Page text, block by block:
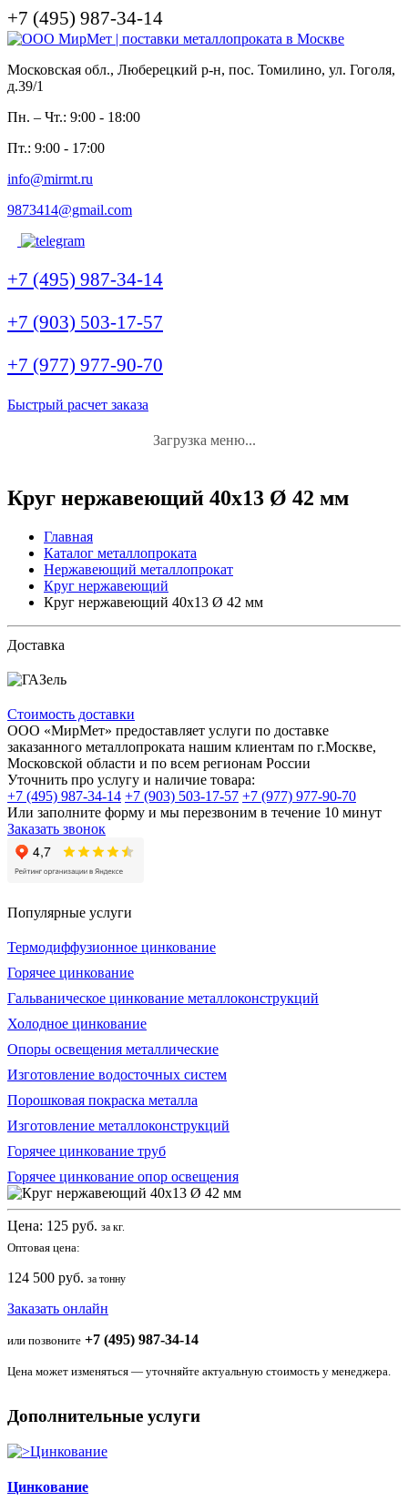
+7 (495) 987-34-14
Московская обл., Люберецкий р-н, пос. Томилино, ул. Гоголя,
д.39/1
Пн. – Чт.: 9:00 - 18:00
Пт.: 9:00 - 17:00
info@mirmt.ru
9873414@gmail.com
+7 (495) 987-34-14
+7 (903) 503-17-57
+7 (977) 977-90-70
Быстрый расчет заказа
Загрузка меню...
Круг нержавеющий 40x13 Ø 42 мм
Главная
Каталог металлопроката
Нержавеющий металлопрокат
Круг нержавеющий
Круг нержавеющий 40x13 Ø 42 мм
Доставка
Стоимость доставки
ООО «МирМет» предоставляет услуги по доставке
заказанного металлопроката нашим клиентам по г.Москве,
Московской области и по всем регионам России
Уточнить про услугу и наличие товара:
+7 (495) 987-34-14 +7 (903) 503-17-57 +7 (977) 977-90-70
Или заполните форму и мы перезвоним в течение 10 минут
Заказать звонок
Популярные услуги
Термодиффузионное цинкование
Горячее цинкование
Гальваническое цинкование металлоконструкций
Холодное цинкование
Опоры освещения металлические
Изготовление водосточных систем
Порошковая покраска металла
Изготовление металлоконструкций
Горячее цинкование труб
Горячее цинкование опор освещения
Цена: 125 руб. за кг.
Оптовая цена:
124 500 руб. за тонну
Заказать онлайн
или позвоните +7 (495) 987-34-14
Цена может изменяться — уточняйте актуальную стоимость у менеджера.
Дополнительные услуги
Цинкование